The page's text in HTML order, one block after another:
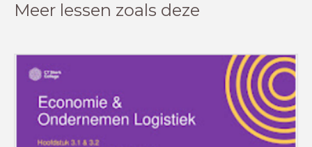
Meer lessen zoals deze